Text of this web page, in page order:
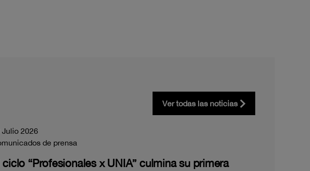
Ver todas las noticias
Julio 2026
de prensa
ciclo “Profesionales x UNIA” culmina su primera